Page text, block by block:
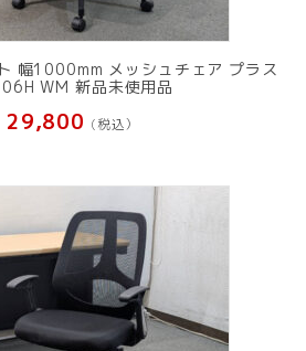
幅1000mm メッシュチェア プラス
WM 新品未使用品
29,800 (税込）